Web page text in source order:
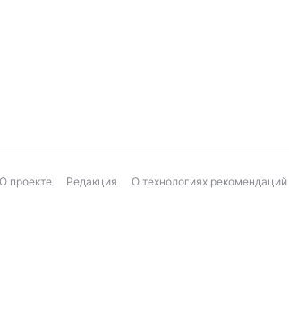
О проекте Редакция О технологиях рекомендаций